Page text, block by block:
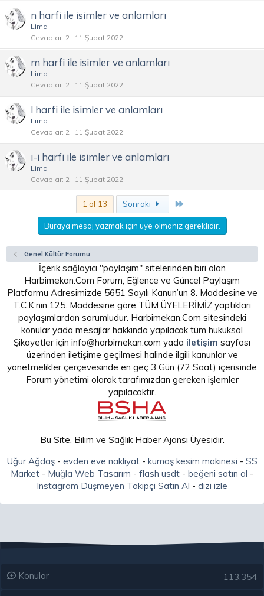
n harfi ile isimler ve anlamları
Lima
Cevaplar 2 11 Şubat 2022
m harfi ile isimler ve anlamları
Lima
Cevaplar 2 11 Şubat 2022
l harfi ile isimler ve anlamları
Lima
Cevaplar 2 11 Şubat 2022
ı-i harfi ile isimler ve anlamları
Lima
Cevaplar 2 11 Şubat 2022
1 of 13 Sonraki
Buraya mesaj yazmak için üye olmanız gereklidir.
Genel Kültür Forumu
İçerik sağlayıcı "paylaşım" sitelerinden biri olan
Harbimekan.Com Forum, Eğlence ve Güncel Paylaşım
Platformu Adresimizde 5651 Sayılı Kanun’un 8. Maddesine ve
T.C.K’nın 125. Maddesine göre TÜM ÜYELERİMİZ yaptıkları
paylaşımlardan sorumludur. Harbimekan.Com sitesindeki
konular yada mesajlar hakkında yapılacak tüm hukuksal
Şikayetler için info@harbimekan.com yada iletişim sayfası
üzerinden iletişime geçilmesi halinde ilgili kanunlar ve
yönetmelikler çerçevesinde en geç 3 Gün (72 Saat) içerisinde
Forum yönetimi olarak tarafımızdan gereken işlemler
yapılacaktır.
Bu Site, Bilim ve Sağlık Haber Ajansı Üyesidir.
Uğur Ağdaş- evden eve nakliyat- kumaş kesim makinesi - SS
Market - Muğla Web Tasarım - flash usdt - beğeni satın al -
Instagram Düşmeyen Takipçi Satın Al - dizi izle
Konular 113,354